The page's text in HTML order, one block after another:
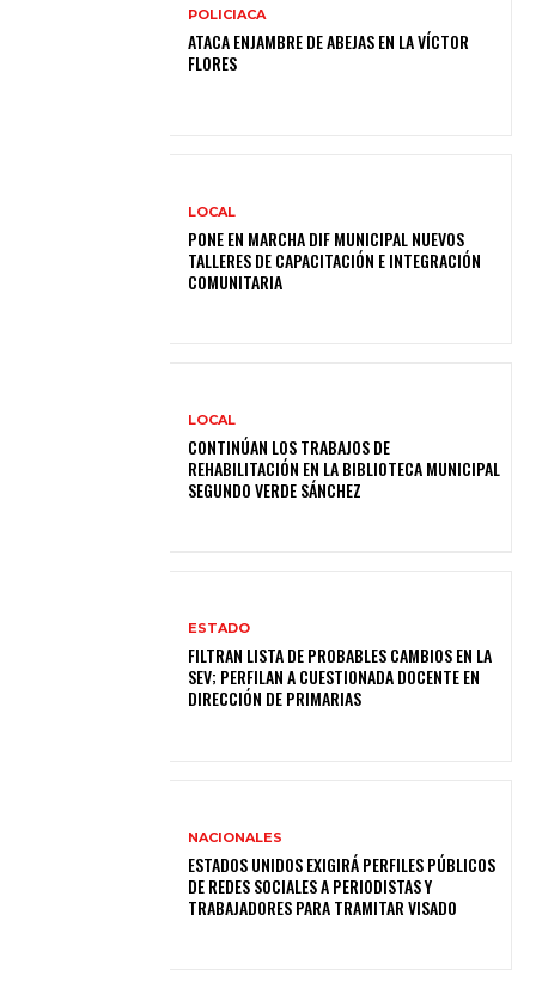
POLICIACA
ATACA ENJAMBRE DE ABEJAS EN LA VÍCTOR
FLORES
LOCAL
PONE EN MARCHA DIF MUNICIPAL NUEVOS
TALLERES DE CAPACITACIÓN E INTEGRACIÓN
COMUNITARIA
LOCAL
CONTINÚAN LOS TRABAJOS DE
REHABILITACIÓN EN LA BIBLIOTECA MUNICIPAL
SEGUNDO VERDE SÁNCHEZ
ESTADO
FILTRAN LISTA DE PROBABLES CAMBIOS EN LA
SEV; PERFILAN A CUESTIONADA DOCENTE EN
DIRECCIÓN DE PRIMARIAS
NACIONALES
ESTADOS UNIDOS EXIGIRÁ PERFILES PÚBLICOS
DE REDES SOCIALES A PERIODISTAS Y
TRABAJADORES PARA TRAMITAR VISADO